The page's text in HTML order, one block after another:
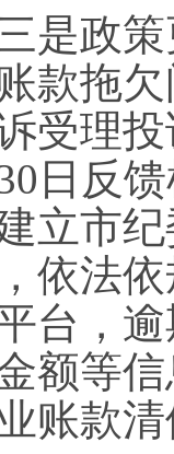
政策
款拖
受理
日反
立市
依法
台，
额等
账款清